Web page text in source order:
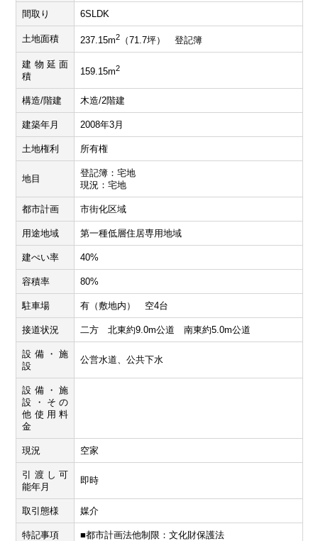
間取り 6SLDK
土地面積 237.15m2 （71.7坪） 登記簿
建物延面
積
159.15m2
構造/階建 木造/2階建
建築年月 2008年3月
土地権利 所有権
地目
登記簿：宅地
現況：宅地
都市計画 市街化区域
用途地域 第一種低層住居専用地域
建ぺい率 40%
容積率 80%
駐車場 有（敷地内） 空4台
接道状況 二方 北東約9.0m公道 南東約5.0m公道
設備・施
設
公営水道、公共下水
設備・施
設・その
他使用料
金
現況 空家
引渡し可
能年月
即時
取引態様 媒介
特記事項 ■都市計画法他制限：文化財保護法